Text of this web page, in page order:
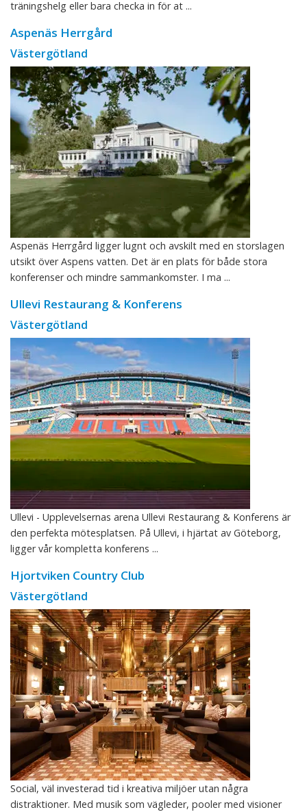
träningshelg eller bara checka in för at ...
Aspenäs Herrgård
Västergötland
Aspenäs Herrgård ligger lugnt och avskilt med en storslagen
utsikt över Aspens vatten. Det är en plats för både stora
konferenser och mindre sammankomster. I ma ...
Ullevi Restaurang & Konferens
Västergötland
Ullevi - Upplevelsernas arena Ullevi Restaurang & Konferens är
den perfekta mötesplatsen. På Ullevi, i hjärtat av Göteborg,
ligger vår kompletta konferens ...
Hjortviken Country Club
Västergötland
Social, väl investerad tid i kreativa miljöer utan några
distraktioner. Med musik som vägleder, pooler med visioner